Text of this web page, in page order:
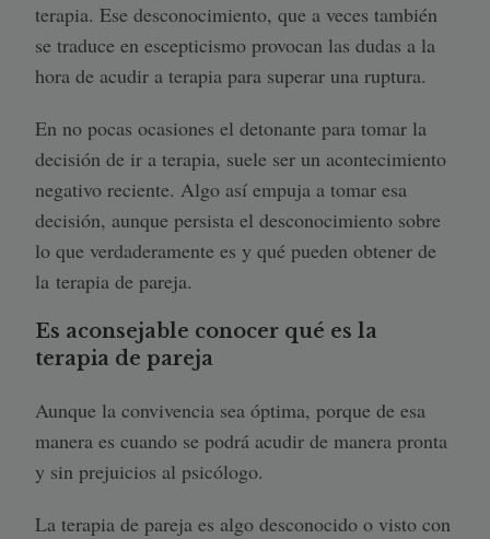
terapia. Ese desconocimiento, que a veces también
se traduce en escepticismo provocan las dudas a la
hora de acudir a terapia para superar una ruptura.
En no pocas ocasiones el detonante para tomar la
decisión de ir a terapia, suele ser un acontecimiento
negativo reciente. Algo así empuja a tomar esa
decisión, aunque persista el desconocimiento sobre
lo que verdaderamente es y qué pueden obtener de
la terapia de pareja.
Es aconsejable conocer qué es la
terapia de pareja
Aunque la convivencia sea óptima, porque de esa
manera es cuando se podrá acudir de manera pronta
y sin prejuicios al psicólogo.
La terapia de pareja es algo desconocido o visto con